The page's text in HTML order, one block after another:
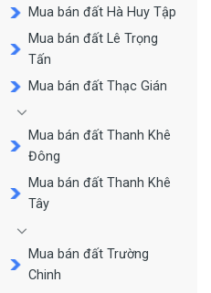
Mua bán đất Hà Huy Tập
Mua bán đất Lê Trọng
Tấn
Mua bán đất Thạc Gián
Mua bán đất Thanh Khê
Đông
Mua bán đất Thanh Khê
Tây
Mua bán đất Trường
Chinh